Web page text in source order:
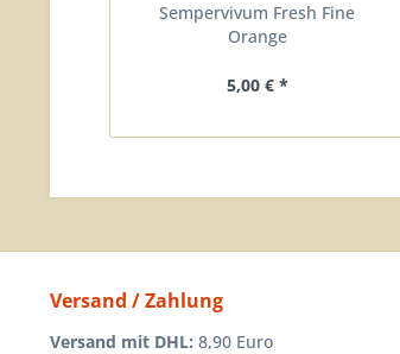
Sempervivum Fresh Fine
Orange
5,00 € *
Versand / Zahlung
Versand mit DHL: 8,90 Euro